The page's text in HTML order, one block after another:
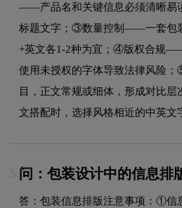
——产品名和关键信息必须清晰易
标题文字；③数量控制——一套包
+英文各1-2种为宜；④版权合规
使用未授权的字体导致法律风险
目，正文常规或细体，形成对比
文搭配时，选择风格相近的中英文
5. 问：包装设计中的信息排
答：包装信息排版注意事项：①